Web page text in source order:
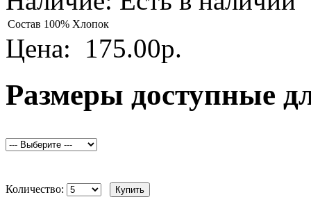
Состав 100% Хлопок
Цена: 175.00р.
Размеры доступные
Количество: